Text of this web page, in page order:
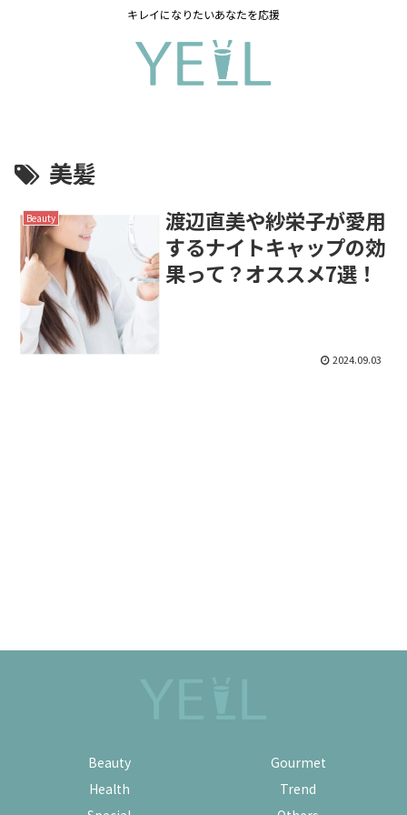
キレイになりたいあなたを応援
美髪
Beauty
渡辺直美や紗栄子が愛用
するナイトキャップの効
果って？オススメ7選！
2024.09.03
Beauty
Gourmet
Health
Trend